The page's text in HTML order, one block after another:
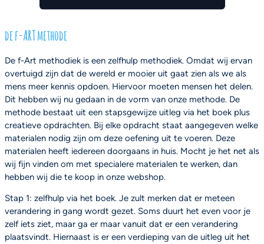
de f-ART methode
De f-Art methodiek is een zelfhulp methodiek. Omdat wij ervan
overtuigd zijn dat de wereld er mooier uit gaat zien als we als
mens meer kennis opdoen. Hiervoor moeten mensen het delen.
Dit hebben wij nu gedaan in de vorm van onze methode. De
methode bestaat uit een stapsgewijze uitleg via het boek plus
creatieve opdrachten. Bij elke opdracht staat aangegeven welke
materialen nodig zijn om deze oefening uit te voeren. Deze
materialen heeft iedereen doorgaans in huis. Mocht je het net als
wij fijn vinden om met specialere materialen te werken, dan
hebben wij die te koop in onze webshop.
Stap 1: zelfhulp via het boek. Je zult merken dat er meteen
verandering in gang wordt gezet. Soms duurt het even voor je
zelf iets ziet, maar ga er maar vanuit dat er een verandering
plaatsvindt. Hiernaast is er een verdieping van de uitleg uit het